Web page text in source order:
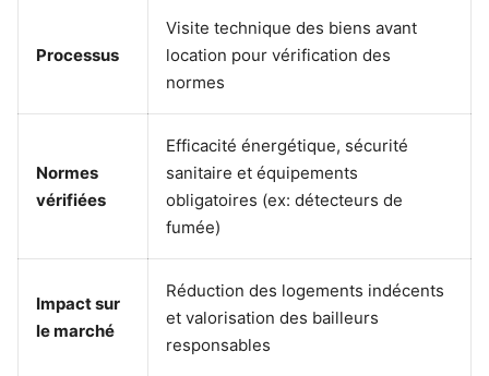
Processus
Visite technique des biens avant
location pour vérification des
normes
Normes
vérifiées
Efficacité énergétique, sécurité
sanitaire et équipements
obligatoires (ex: détecteurs de
fumée)
Impact sur
le marché
Réduction des logements indécents
et valorisation des bailleurs
responsables